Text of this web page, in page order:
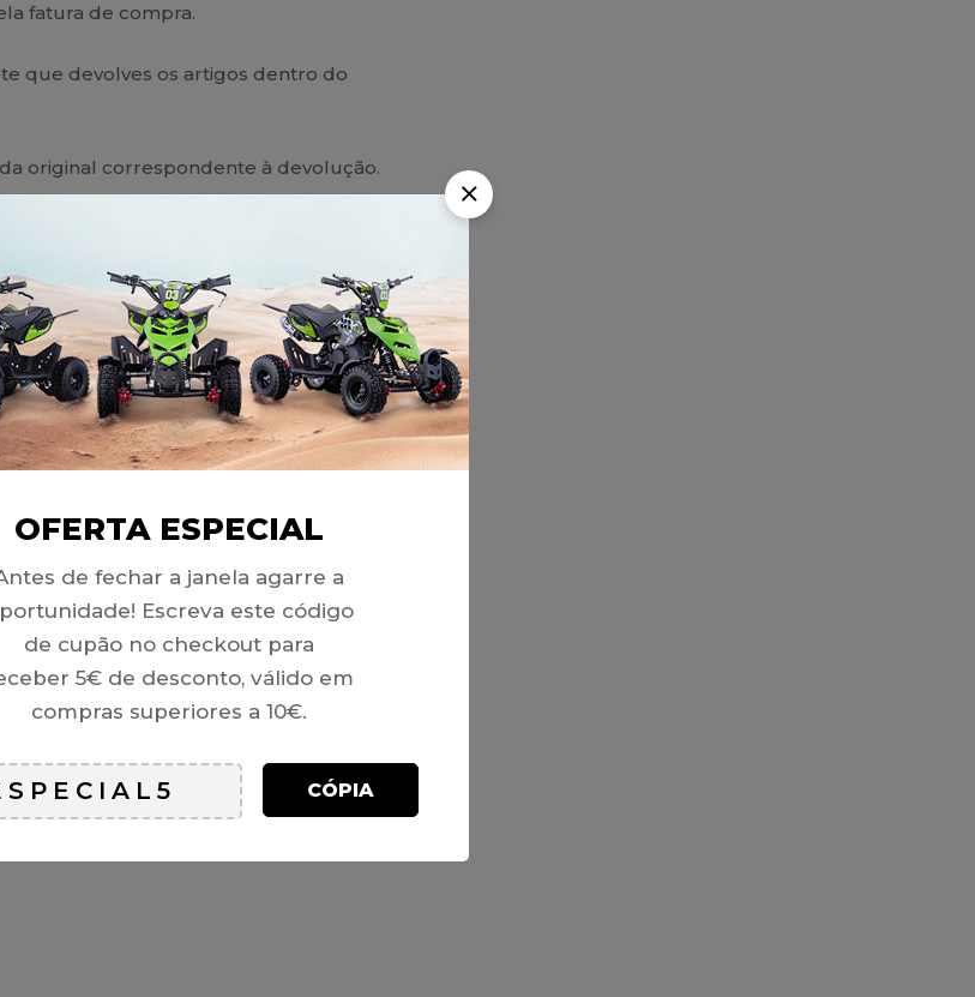
fatura de compra.
que devolves os artigos dentro do
original correspondente à devolução.
são reembolsáveis.
no momento da entrega, deverás
o nosso Serviço de Apoio ao Cliente
OFERTA ESPECIAL
de fechar a janela agarre a
Escreva este código
de cupão no checkout para
5€ de desconto, válido em
compras superiores a 10€.
CÓPIA